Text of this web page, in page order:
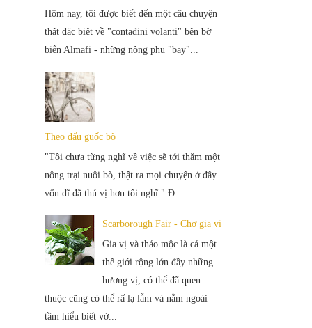
Hôm nay, tôi được biết đến một câu chuyện
thật đặc biệt về "contadini volanti" bên bờ
biển Almafi - những nông phu "bay"...
Theo dấu guốc bò
"Tôi chưa từng nghĩ về việc sẽ tới thăm một
nông trại nuôi bò, thật ra mọi chuyện ở đây
vốn dĩ đã thú vị hơn tôi nghĩ." Đ...
Scarborough Fair - Chợ gia vị
Gia vị và thảo mộc là cả một
thế giới rộng lớn đầy những
hương vị, có thể đã quen
thuộc cũng có thể rấ lạ lẫm và nằm ngoài
tầm hiểu biết vớ...